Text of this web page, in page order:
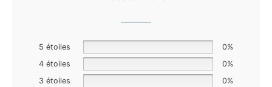
5 étoiles
0%
4 étoiles
0%
3 étoiles
0%